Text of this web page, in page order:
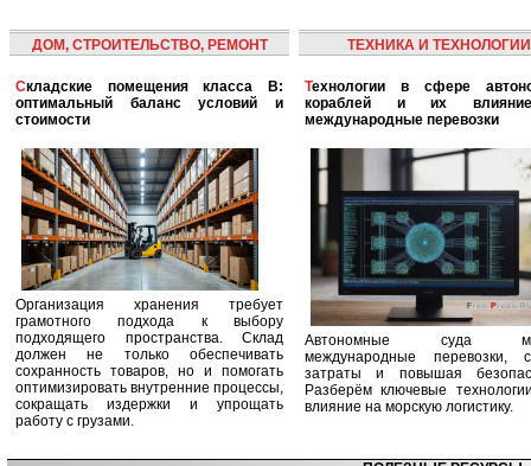
ДОМ, СТРОИТЕЛЬСТВО, РЕМОНТ
Складские помещения класса B:
оптимальный баланс условий и
стоимости
Организация хранения требует
грамотного подхода к выбору
подходящего пространства. Склад
должен не только обеспечивать
сохранность товаров, но и помогать
оптимизировать внутренние процессы,
сокращать издержки и упрощать
работу с грузами.
ТЕХНИКА И ТЕХНОЛОГИИ
Технологии в сфере автономных
кораблей и их
международные перевозки
Автономные суда
международные перевозки,
затраты и повышая
Разберём ключевые
влияние на морскую логистику.